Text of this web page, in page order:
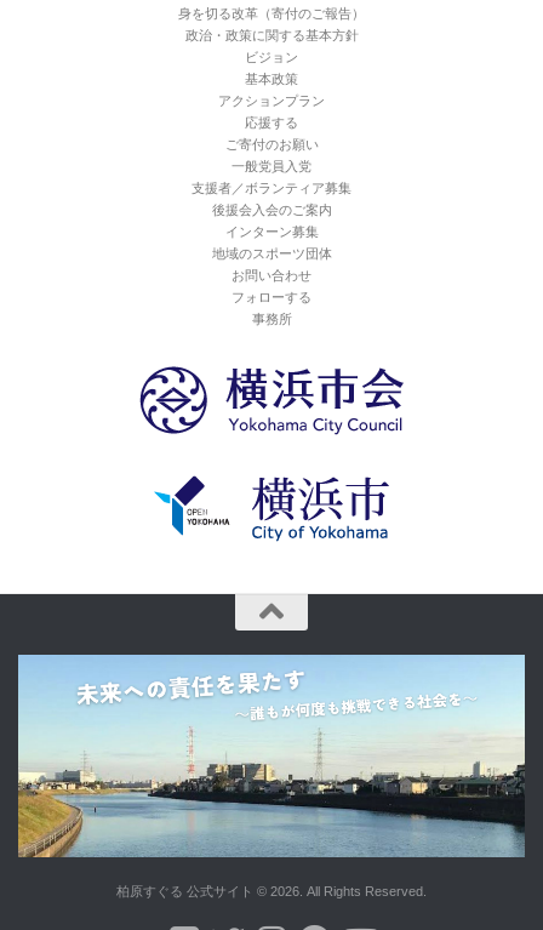
身を切る改革（寄付のご報告）
政治・政策に関する基本方針
ビジョン
基本政策
アクションプラン
応援する
ご寄付のお願い
一般党員入党
支援者／ボランティア募集
後援会入会のご案内
インターン募集
地域のスポーツ団体
お問い合わせ
フォローする
事務所
柏原すぐる 公式サイト © 2026. All Rights Reserved.